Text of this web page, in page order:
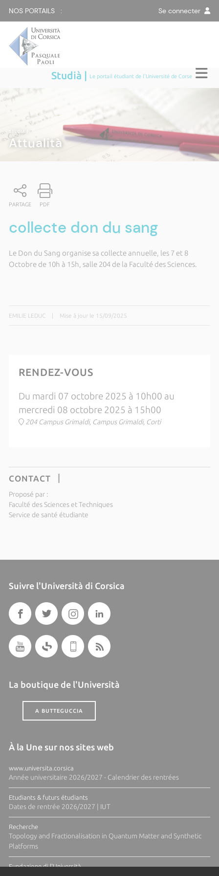
NOS PORTAILS : Se connecter
Studià | Le portail étudiant de l'Université de Corse
STUDIÀ
Attualità
PARTAGE PDF
collecte don du sang
Le Don du Sang organise sa collecte annuelle, les 7 et 8
Octobre de 10h à 15h, salle 204 de la Faculté des Sciences.
EMILIE LEDUC Mise à jour le 15/09/2025
RENDEZ-VOUS
Du mardi 07 octobre 2025 à 10h00 au
mercredi 08 octobre 2025 à 15h00
204 Campus Grimaldi, Campus Grimaldi, Corti
CONTACT
Proposé par :
Faculté des Sciences et Techniques
Service de santé étudiante
Suivre l'Università di Corsica
La boutique de l'Università
A BUTTEGUCCIA
À la Une sur nos sites web
www.universita.corsica
Année universitaire 2026/2027 - Calendrier des rentrées
Etudiants & futurs étudiants
Dates de rentrée 2026/2027 | IUT
Recherche
Topology and Fractionalisation in Quantum Matter and Synthetic
Platforms
Fundazione di l'Università